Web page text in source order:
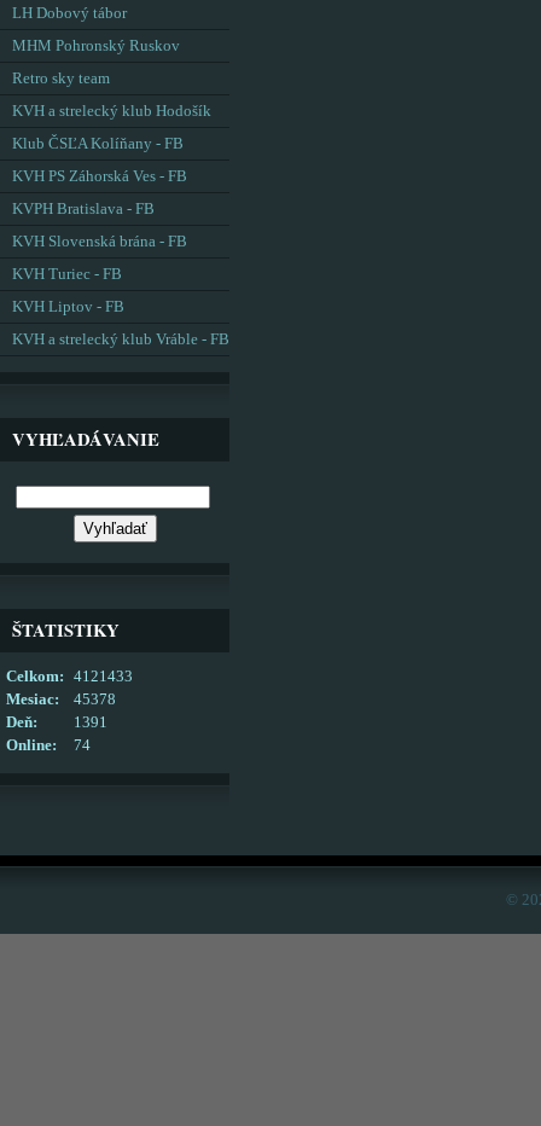
LH Dobový tábor
MHM Pohronský Ruskov
Retro sky team
KVH a strelecký klub Hodošík
Klub ČSĽA Kolíňany - FB
KVH PS Záhorská Ves - FB
KVPH Bratislava - FB
KVH Slovenská brána - FB
KVH Turiec - FB
KVH Liptov - FB
KVH a strelecký klub Vráble - FB
VYHĽADÁVANIE
ŠTATISTIKY
Online: 74
Celkom:
4121433
Mesiac:
45378
Deň:
1391
©